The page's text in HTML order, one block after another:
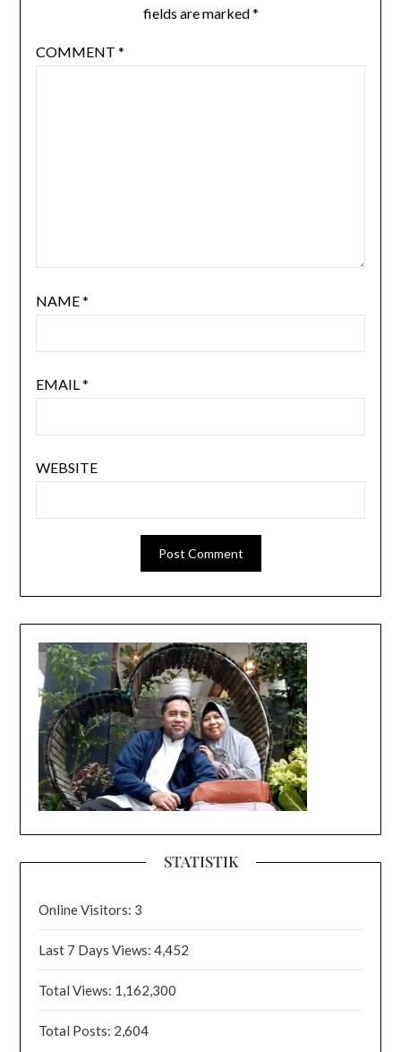
fields are marked*
COMMENT *
NAME*
EMAIL*
WEBSITE
STATISTIK
Online Visitors: 3
Last 7 Days Views:4,452
Total Views: 1,162,300
Total Posts: 2,604